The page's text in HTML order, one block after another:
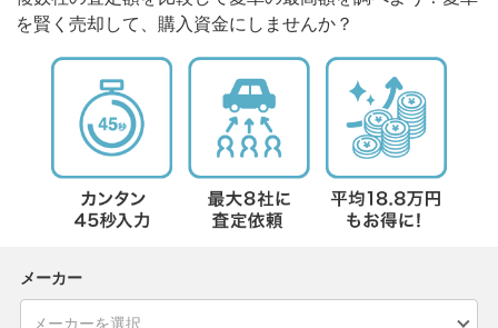
を賢く売却して、購入資金にしませんか？
メーカー